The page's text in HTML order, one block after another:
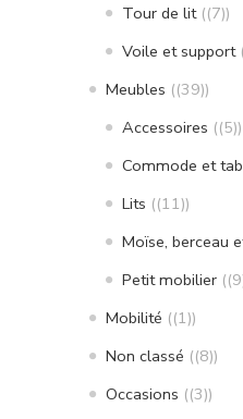
Tour de lit (7)
Voile et support
Meubles (39)
Accessoires (5)
Commode et
Lits (11)
Moïse, berceau
Petit mobilier
Mobilité (1)
Non classé (8)
Occasions (3)